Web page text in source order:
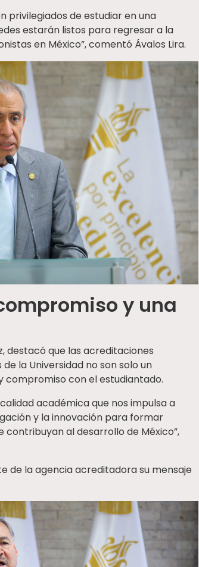
privilegiados de estudiar en una
estarán listos para regresar a la
en México”, comentó Ávalos Lira.
y una
destacó que las acreditaciones
la Universidad no son solo un
compromiso con el estudiantado.
académica que nos impulsa a
y la innovación para formar
al desarrollo de México”,
de la agencia acreditadora su mensaje